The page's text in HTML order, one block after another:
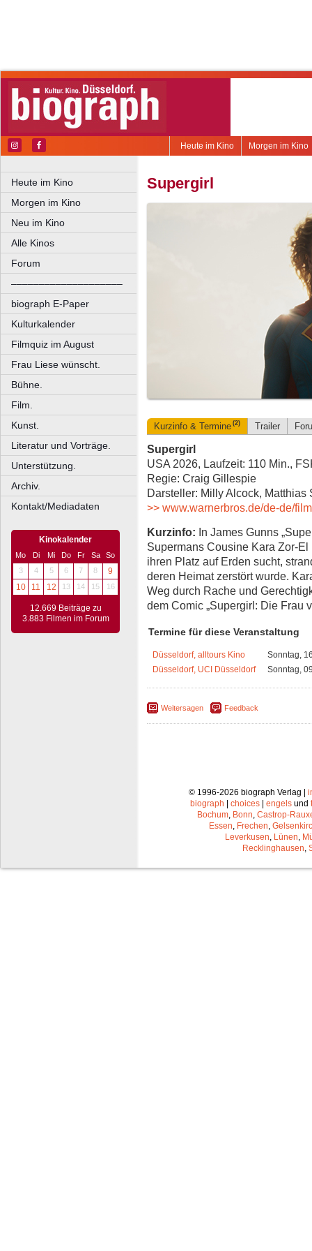
Morgen im Kino
Heute im Kino
Heute im Kino
Morgen im Kino
Neu im Kino
Alle Kinos
Forum
––––––––––––––––––––
biograph E-Paper
Kulturkalender
Filmquiz im August
Frau Liese wünscht.
Bühne.
Film.
Kunst.
Literatur und Vorträge.
Unterstützung.
Archiv.
Kontakt/Mediadaten
Kinokalender
Mo Di Mi Do Fr Sa
So
3
4 5 6 7 8
9
10
11 12 13 14 15 16
12.669 Beiträge zu
3.883 Filmen im Forum
Supergirl
Kurzinfo & Termine (2) Trailer
Supergirl
USA 2026, Laufzeit: 110 Min.,
Regie: Craig Gillespie
Darsteller: Milly Alcock,
>> www.warnerbros.de/de-de/
Kurzinfo: In James Gunns
Supermans Cousine Kara Zor-
ihren Platz auf Erden sucht,
deren Heimat zerstört wurde.
Weg durch Rache und
dem Comic „Supergirl: Die Frau
Termine für diese Veranstaltung
Düsseldorf, alltours Kino
Sonntag,
Düsseldorf, UCI Düsseldorf
Sonntag,
Weitersagen Feedback
© 1996-2026 biograph Verlag |
biograph | choices | engels und
Bochum Bonn Castrop-
Essen Frechen
Leverkusen Lünen
Recklinghausen